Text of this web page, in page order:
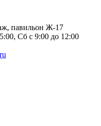
павильон Ж-17
Сб с 9:00 до 12:00